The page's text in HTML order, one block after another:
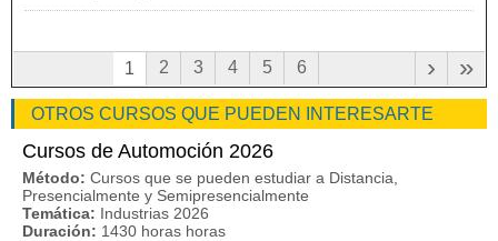
1 2 3 4 5 6 »
›
OTROS CURSOS QUE PUEDEN INTERESARTE
Cursos de Automoción 2026
Método: Cursos que se pueden estudiar a Distancia,
Presencialmente y Semipresencialmente
Temática: Industrias 2026
Duración: 1430 horas horas